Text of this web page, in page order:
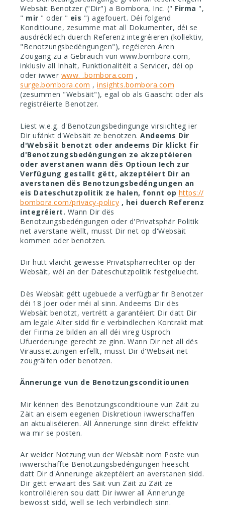
Websäit Benotzer ("Dir") a Bombora, Inc. (" Firma ",
" mir " oder " eis ") agefouert. Déi folgend
Konditioune, zesumme mat all Dokumenter, déi se
ausdrécklech duerch Referenz integréieren (kollektiv,
"Benotzungsbedéngungen"), regéieren Ären
Zougang zu a Gebrauch vun www.bombora.com,
inklusiv all Inhalt, Funktionalitéit a Servicer, déi op
oder iwwer www. .bombora.com ,
surge.bombora.com , insights.bombora.com
(zesummen "Websäit"), egal ob als Gaascht oder als
registréierte Benotzer.
Liest w.e.g. d'Benotzungsbedingunge virsiichteg ier
Dir ufänkt d'Websäit ze benotzen. Andeems Dir
d'Websäit benotzt oder andeems Dir klickt fir
d'Benotzungsbedéngungen ze akzeptéieren
oder averstanen wann dës Optioun Iech zur
Verfügung gestallt gëtt, akzeptéiert Dir an
averstanen dës Benotzungsbedéngungen an
eis Dateschutzpolitik ze halen, fonnt op https://
bombora.com/privacy-policy , hei duerch Referenz
integréiert. Wann Dir dës
Benotzungsbedéngungen oder d'Privatsphär Politik
net averstane wëllt, musst Dir net op d'Websäit
kommen oder benotzen.
Dir hutt vläicht gewësse Privatsphärrechter op der
Websäit, wéi an der Dateschutzpolitik festgeluecht.
Dës Websäit gëtt ugebuede a verfügbar fir Benotzer
déi 18 Joer oder méi al sinn. Andeems Dir dës
Websäit benotzt, vertrëtt a garantéiert Dir datt Dir
am legale Alter sidd fir e verbindlechen Kontrakt mat
der Firma ze bilden an all déi vireg Usproch
Ufuerderunge gerecht ze ginn. Wann Dir net all dës
Viraussetzungen erfëllt, musst Dir d'Websäit net
zougräifen oder benotzen.
Ännerunge vun de Benotzungsconditiounen
Mir kënnen dës Benotzungsconditioune vun Zäit zu
Zäit an eisem eegenen Diskretioun iwwerschaffen
an aktualiséieren. All Ännerunge sinn direkt effektiv
wa mir se posten.
Är weider Notzung vun der Websäit nom Poste vun
iwwerschaffte Benotzungsbedéngungen heescht
datt Dir d'Ännerunge akzeptéiert an averstanen sidd.
Dir gëtt erwaart dës Säit vun Zäit zu Zäit ze
kontrolléieren sou datt Dir iwwer all Ännerunge
bewosst sidd, well se Iech verbindlech sinn.